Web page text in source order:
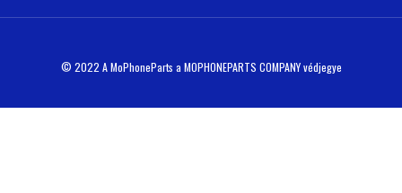
© 2022 A MoPhoneParts a MOPHONEPARTS COMPANY védjegye